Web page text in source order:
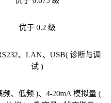
优于 0.2 级
、LAN、USB( 诊断与调
试 )
频、低频 )、4-20mA 模拟量 (